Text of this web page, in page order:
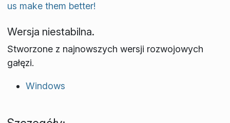
us make them better!
Wersja niestabilna.
Stworzone z najnowszych wersji rozwojowych
gałęzi.
Windows